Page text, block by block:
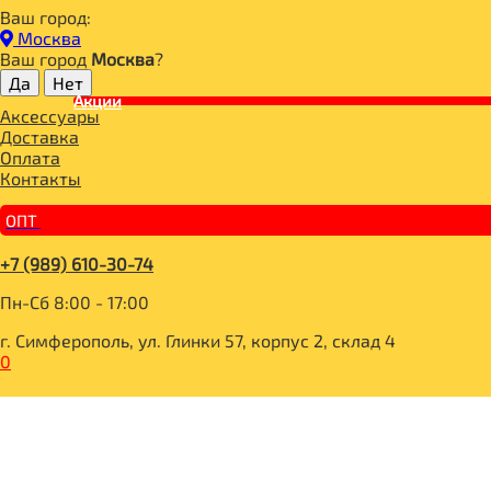
Ваш город:
Москва
Ваш город Москва?
Акции
Аксессуары
Доставка
Оплата
Контакты
ОПТ
+7 (989) 610-30-74
Пн-Сб 8:00 - 17:00
г. Симферополь, ул. Глинки 57, корпус 2, склад 4
0
Главная
BOMBBAR, CHIKALAB, SNAQ FABRIQ
BOMBBAR Печенье протеиновое
АКЦИЯ 2+1**BOMBBAR Печенье глазированное "Брауни с